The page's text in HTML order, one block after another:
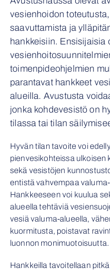
vesienhoidon
saavuttamista ja
hankkeisiin. Ensisijaisia
toimenpideohjelmien
parantavat hankkeet
alueilla. Avustusta
jonka kohdevesistö on
tilassa tai tilan
Hyvän tilan tavoite voi
pienvesikohteissa
sekä vesistöjen
entistä vahvempaa
Hankkeeseen voi kuulua
alueella tehtäviä
vesiä valuma-alueella,
kuormitusta, poistavat
luonnon monimuotoisuutta.
Hankkeilla tavoitellaan